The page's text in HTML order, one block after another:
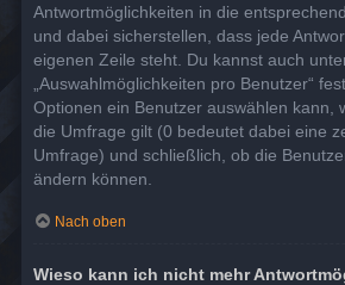
Antwortmöglichkeiten in die
und dabei sicherstellen, dass jede
eigenen Zeile steht. Du kannst auch
„Auswahlmöglichkeiten pro Benutzer“
Optionen ein Benutzer auswählen kann,
die Umfrage gilt (0 bedeutet dabei eine
Umfrage) und schließlich, ob die
ändern können.
Nach oben
Wieso kann ich nicht mehr